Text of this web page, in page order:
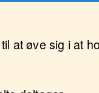
at øve sig i at